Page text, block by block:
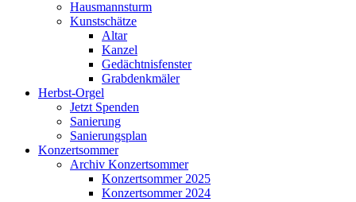
Hausmannsturm
Kunstschätze
Altar
Kanzel
Gedächtnisfenster
Grabdenkmäler
Herbst-Orgel
Jetzt Spenden
Sanierung
Sanierungsplan
Konzertsommer
Archiv Konzertsommer
Konzertsommer 2025
Konzertsommer 2024